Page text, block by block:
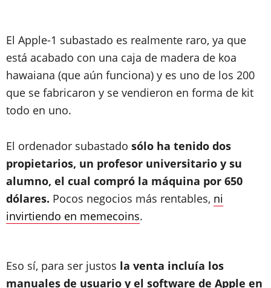
El Apple-1 subastado es realmente raro, ya que
está acabado con una caja de madera de koa
hawaiana (que aún funciona) y es uno de los 200
que se fabricaron y se vendieron en forma de kit
todo en uno.
El ordenador subastado sólo ha tenido dos
propietarios, un profesor universitario y su
alumno, el cual compró la máquina por 650
dólares. Pocos negocios más rentables, ni
invirtiendo en memecoins.
Eso sí, para ser justos la venta incluía los
manuales de usuario y el software de Apple en